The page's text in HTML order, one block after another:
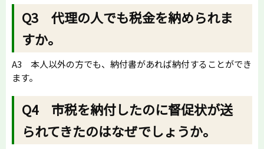
Q3 代理の人でも税金を納められま
すか。
A3 本人以外の方でも、納付書があれば納付することができ
ます。
Q4 市税を納付したのに督促状が送
られてきたのはなぜでしょうか。